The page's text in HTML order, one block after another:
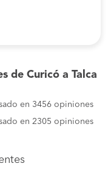
de Curicó a Talca
en 3456 opiniones
en 2305 opiniones